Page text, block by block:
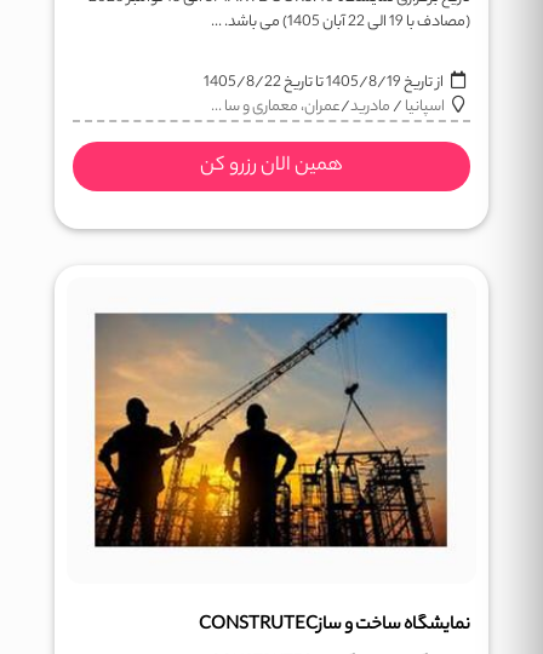
(مصادف با 19 الی 22 آبان 1405) می باشد. ...
از تاریخ1405/8/19تا تاریخ1405/8/22
اسپانیا/مادرید/عمران، معماری و سا ...
همین الان رزرو کن
نمایشگاه ساخت و سازCONSTRUTEC